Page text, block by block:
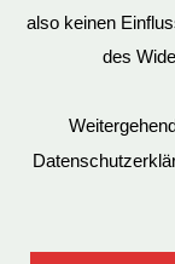
Bitte beachten
uns
Deutschen
also keinen
des